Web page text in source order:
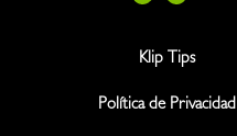
Klip Tips
Política de Privacidad